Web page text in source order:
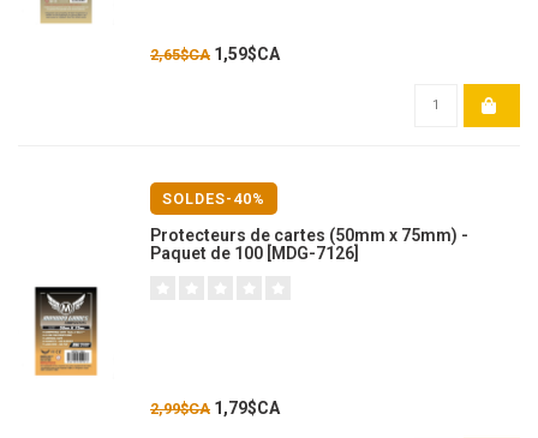
2,65$CA 1,59$CA
SOLDES-40%
Protecteurs de cartes (50mm x 75mm) -
Paquet de 100 [MDG-7126]
2,99$CA 1,79$CA